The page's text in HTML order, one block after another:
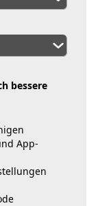
bessere
App-